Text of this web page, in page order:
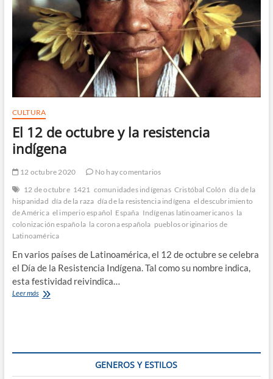
CULTURA
El 12 de octubre y la resistencia
indígena
12 octubre 2020
No hay comentarios
12 de octubre 1421 comunidades indígenas Cristóbal Colón día de la
hispanidad día de la raza día de la resistencia indígena el descubrimiento
de América el imperio español España Indígenas latinoamericanos la
colonización española la corona española pueblos originarios de
Latinoamérica
En varios países de Latinoamérica, el 12 de octubre se celebra
el Día de la Resistencia Indígena. Tal como su nombre indica,
esta festividad reivindica…
Leer másEl
GENEROS Y ESTILOS